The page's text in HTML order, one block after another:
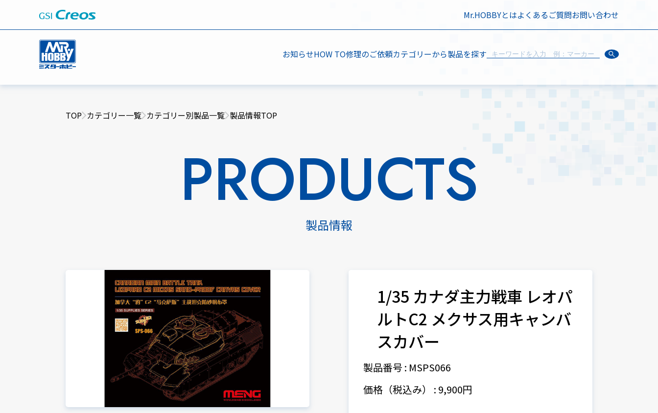
Mr.HOBBYとはよくあるご質問お問い合わせ
お知らせHOW TO修理のご依頼カテゴリーから製品を探す
TOP カテゴリー一覧 カテゴリー別製品一覧 製品情報TOP
PRODUCTS
製品情報
1/35 カナダ主力戦車 レオパ
ルトC2 メクサス用キャンバ
スカバー
製品番号 : MSPS066
価格（税込み） : 9,900円